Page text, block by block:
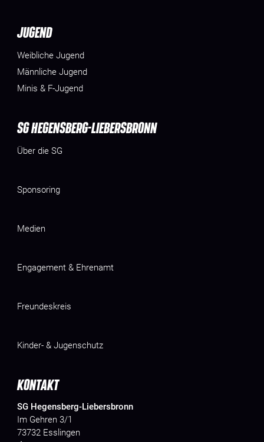
JUGEND
Weibliche Jugend
Männliche Jugend
Minis & F-Jugend
SG HEGENSBERG-LIEBERSBRONN
Über die SG
Sponsoring
Medien
Engagement & Ehrenamt
Freundeskreis
Kinder- & Jugenschutz
KONTAKT
SG Hegensberg-Liebersbronn
Im Gehren 3/1
73732 Esslingen